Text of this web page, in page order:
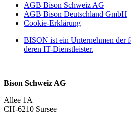
AGB Bison Schweiz AG
AGB Bison Deutschland GmbH
Cookie-Erklärung
BISON ist ein Unternehmen der
deren IT-Dienstleister.
Bison Schweiz AG
Allee 1A
CH-6210 Sursee